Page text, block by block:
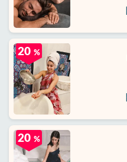
20 %
20 %